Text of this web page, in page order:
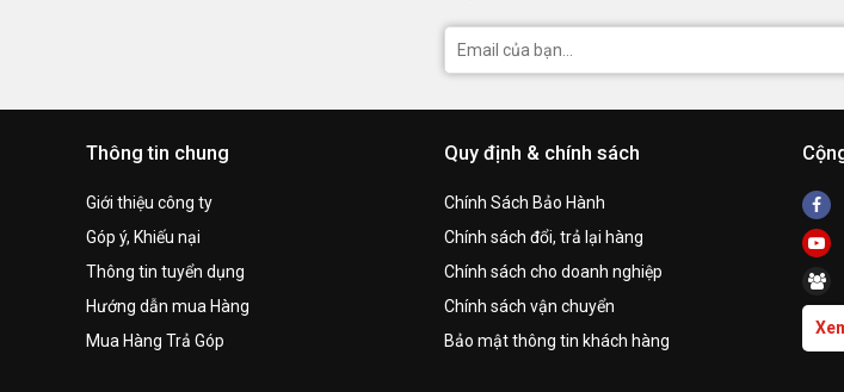
Thông tin chung
Giới thiệu công ty
Góp ý, Khiếu nại
Thông tin tuyển dụng
Hướng dẫn mua Hàng
Mua Hàng Trả Góp
Quy định & chính sách
Chính Sách Bảo Hành
Chính sách đổi, trả lại hàng
Chính sách cho doanh nghiệp
Chính sách vận chuyển
Bảo mật thông tin khách hàng